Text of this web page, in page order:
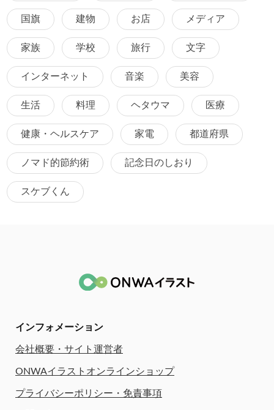
国旗 建物 お店 メディア
家族 学校 旅行 文字
インターネット 音楽 美容
生活 料理 ヘタウマ 医療
健康・ヘルスケア 家電 都道府県
ノマド的節約術 記念日のしおり
スケブくん
インフォメーション
会社概要・サイト運営者
ONWAイラストオンラインショップ
プライバシーポリシー・免責事項